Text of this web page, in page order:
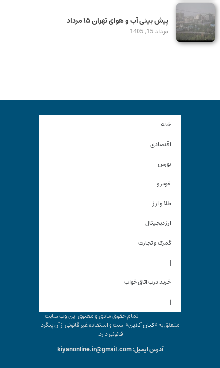
پیش بینی آب و هوای تهران ۱۵ مرداد
مرداد 15, 1405
خانه
اقتصادی
بورس
خودرو
طلا و ارز
ارز دیجیتال
گمرک و تجارت
|
خرید درب اتاق خواب
|
تمام حقوق مادی و معنوی این وب سایت
متعلق به «کیان آنلاین» است و استفاده غیر قانونی از آن پیگرد
قانونی دارد.
آدرس ایمیل: kiyanonline.ir@gmail.com